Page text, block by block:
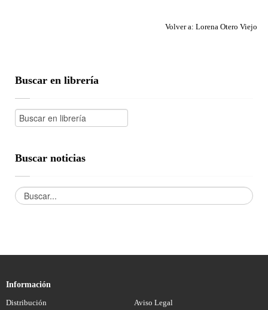
Volver a: Lorena Otero Viejo
Buscar en librería
Buscar noticias
Información
Distribución
Aviso Legal